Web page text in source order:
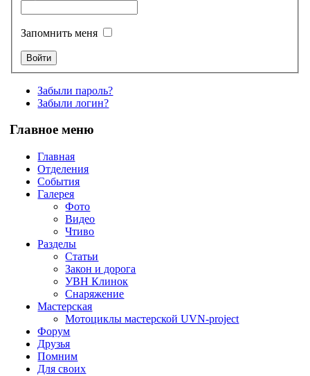
Запомнить меня
Забыли пароль?
Забыли логин?
Главное меню
Главная
Отделения
События
Галерея
Фото
Видео
Чтиво
Разделы
Статьи
Закон и дорога
УВН Клинок
Снаряжение
Мастерская
Мотоциклы мастерской UVN-project
Форум
Друзья
Помним
Для своих